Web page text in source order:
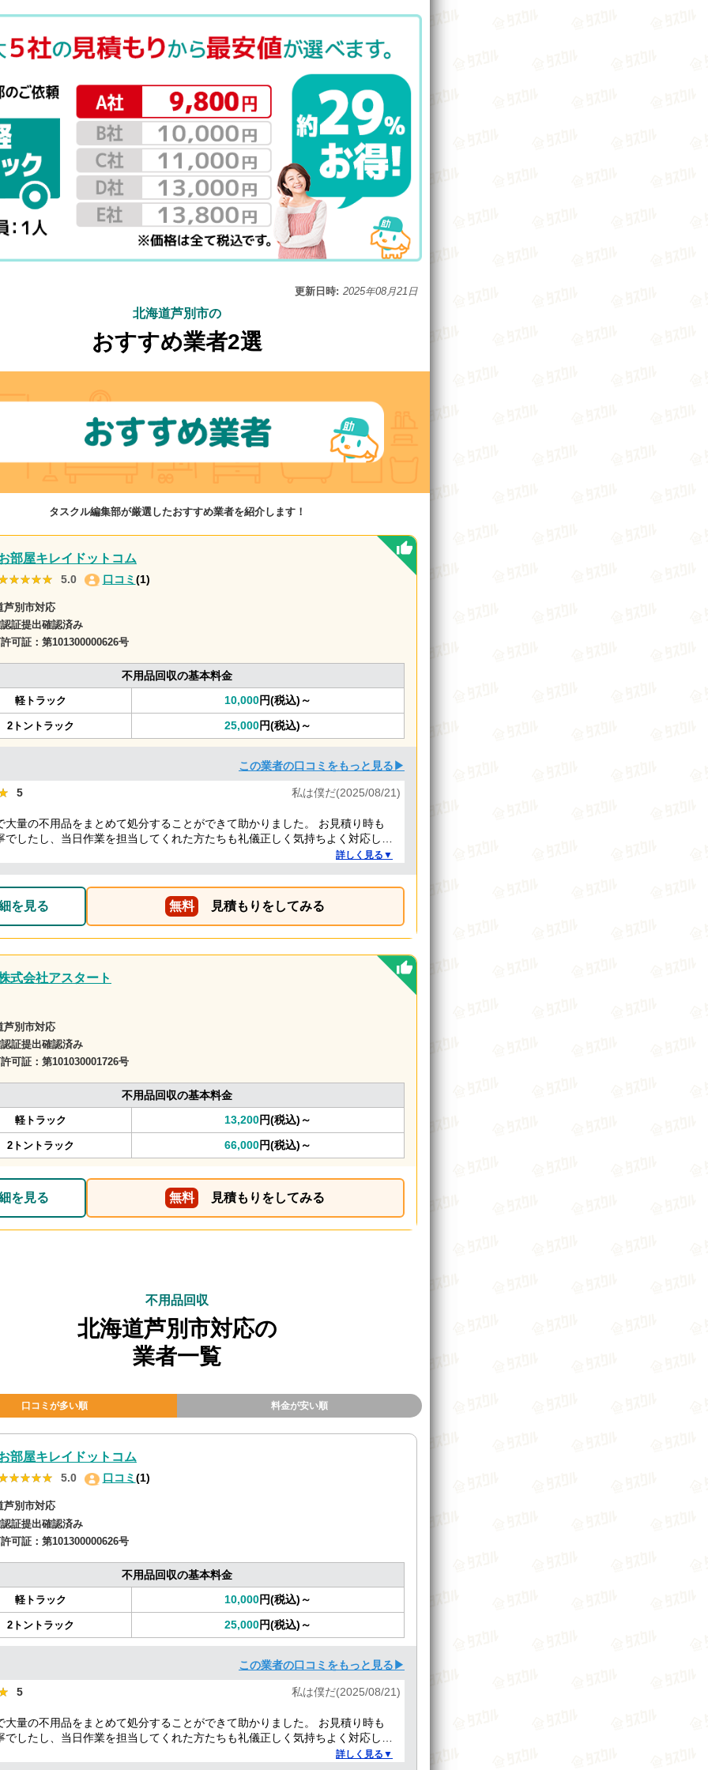
更新日時: 2025年08月21日
北海道芦別市の
おすすめ業者2選
タスクル編集部が厳選したおすすめ業者を紹介します！
部屋キレイドットコム
5.0 口コミ (1)
別市対応
証提出確認済み
可証： 第101300000626号
不用品回収の基本料金
軽トラック 10,000円(税込)～
2トントラック 25,000円(税込)～
この業者の口コミをもっと見る▶
5 私は僕だ(2025/08/21)
大量の不用品をまとめて処分することができて助かりました。 お見積り時も
でしたし、当日作業を担当してくれた方たちも礼儀正しく気持ちよく対応して
詳しく見る▼
を見る 無料 見積もりをしてみる
式会社アスタート
別市対応
証提出確認済み
可証： 第101030001726号
不用品回収の基本料金
軽トラック 13,200円(税込)～
2トントラック 66,000円(税込)～
を見る 無料 見積もりをしてみる
不用品回収
北海道芦別市対応の
業者一覧
口コミが多い順 料金が安い順
部屋キレイドットコム
5.0 口コミ(1)
別市対応
証提出確認済み
可証： 第101300000626号
不用品回収の基本料金
軽トラック 10,000円(税込)～
2トントラック 25,000円(税込)～
この業者の口コミをもっと見る▶
5 私は僕だ(2025/08/21)
大量の不用品をまとめて処分することができて助かりました。 お見積り時も
でしたし、当日作業を担当してくれた方たちも礼儀正しく気持ちよく対応して
詳しく見る▼